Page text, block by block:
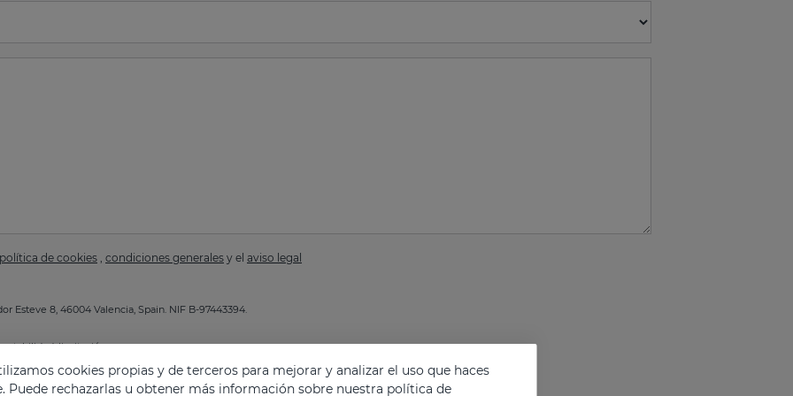
política de cookies , condiciones generales y el aviso legal
Esteve 8, 46004 Valencia, Spain. NIF B-97443394.
limitación.
de Privacidad.
cookies propias y de terceros para mejorar y analizar el uso que haces
Puede rechazarlas u obtener más información sobre nuestra política de